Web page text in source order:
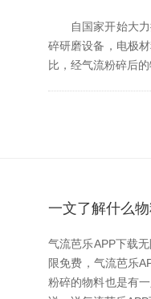
自国家开始大力推
碎研磨设备，电极
比，经气流粉碎后的
一文了解什么
气流芭乐APP下载
限免费，气流芭
粉碎的物料也是有一